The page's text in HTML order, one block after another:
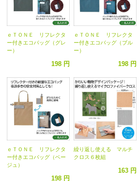
ｅＴＯＮＥ リフレクタ
ー付きエコバッグ（グレ
ー）
198 円
ｅＴＯＮＥ リフレクタ
ー付きエコバッグ（ブル
ー）
198 円
ｅＴＯＮＥ リフレクタ
ー付きエコバッグ（ベー
ジュ）
198 円
繰り返し使える マルチ
クロス６枚組
163 円